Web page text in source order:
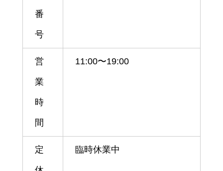
番
号
営
業
時
間
11:00〜19:00
定 臨時休業中